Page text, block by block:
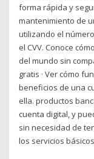
forma rápida y
mantenimiento de
utilizando el
el CVV. Conoce
del mundo sin
gratis · Ver cómo
beneficios de una
ella. productos
cuenta digital, y
sin necesidad de
los servicios